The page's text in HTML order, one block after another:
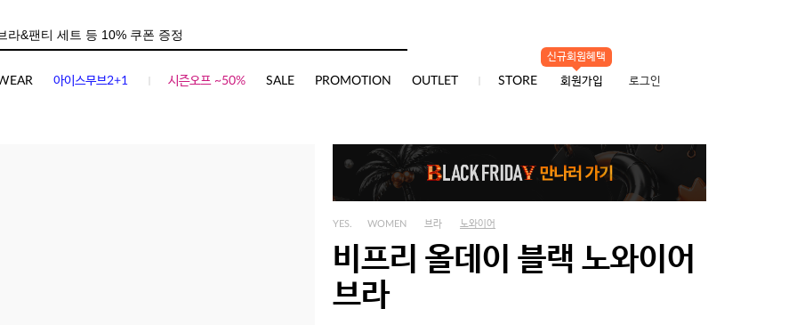
아이스무브2+1 시즌오프 ~50% SALE PROMOTION OUTLET STORE
신규회원혜택
회원가입 로그인
YES. WOMEN 브라 노와이어
비프리 올데이 블랙 노와이어
브라
사이즈